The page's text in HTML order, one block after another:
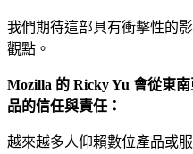
我們期待這部具有衝擊性的
觀點。
Mozilla 的 Ricky Yu 會從東
品的信任與責任：
越來越多人仰賴數位產品或